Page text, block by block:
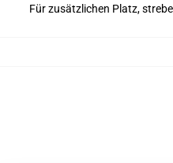
Für zusätzlichen Platz,